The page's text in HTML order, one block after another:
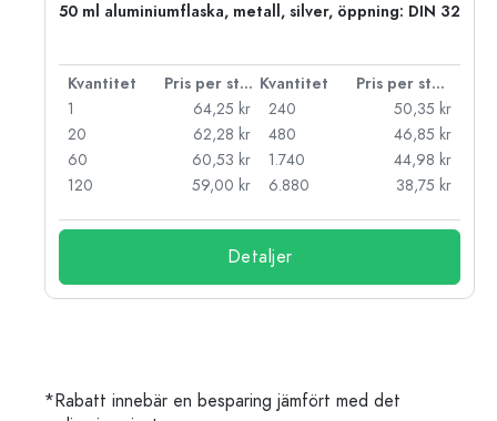
50 ml aluminiumflaska, metall, silver, öppning: DIN 32
Kvantitet Pris per styck Kvantitet
Pris per styck
1
64,25 kr
20
62,28 kr
60
60,53 kr
120
59,00 kr
240
50,35 kr
480
46,85 kr
1.740
44,98 kr
6.880
38,75 kr
Detaljer
*Rabatt innebär en besparing jämfört med det